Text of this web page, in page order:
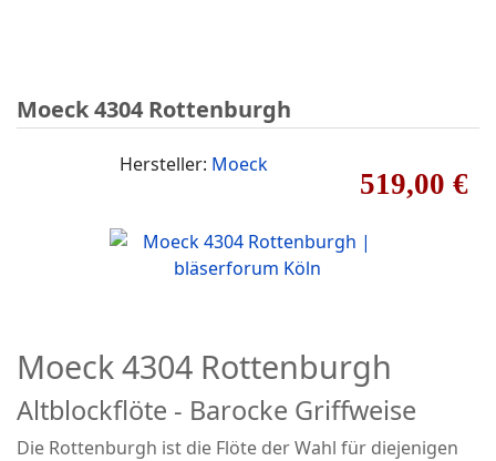
Moeck 4304 Rottenburgh
519,00 €
Hersteller: Moeck
Moeck 4304 Rottenburgh
Altblockflöte - Barocke Griffweise
Die Rottenburgh ist die Flöte der Wahl für diejenigen